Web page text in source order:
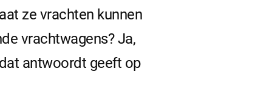
ze vrachten kunnen
vrachtwagens? Ja,
antwoordt geeft op